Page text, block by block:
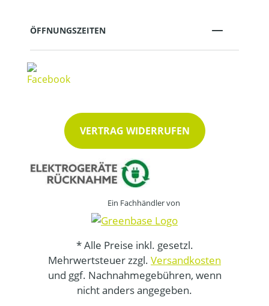
ÖFFNUNGSZEITEN
VERTRAG WIDERRUFEN
Ein Fachhändler von
* Alle Preise inkl. gesetzl.
Mehrwertsteuer zzgl. Versandkosten
und ggf. Nachnahmegebühren, wenn
nicht anders angegeben.